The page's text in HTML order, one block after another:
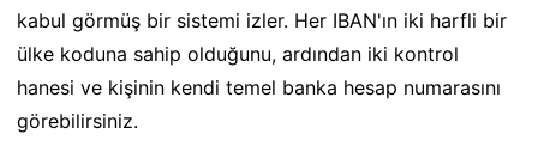
kabul görmüş bir sistemi izler. Her IBAN'ın iki harfli bir
ülke koduna sahip olduğunu, ardından iki kontrol
hanesi ve kişinin kendi temel banka hesap numarasını
görebilirsiniz.